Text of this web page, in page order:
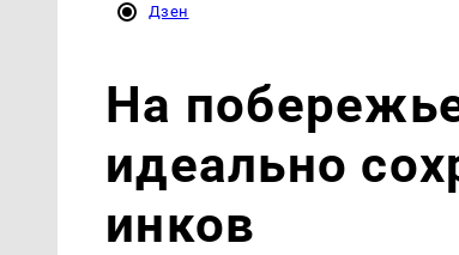
Дзен
На
идеально
инков